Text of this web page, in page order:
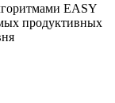
EASY
продуктивных